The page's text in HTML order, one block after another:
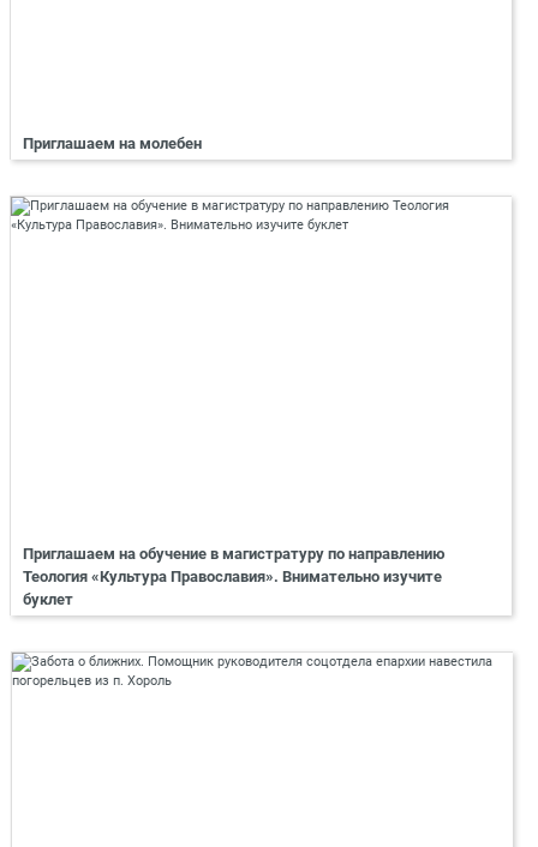
Приглашаем на молебен
Приглашаем на обучение в магистратуру по направлению
Теология «Культура Православия». Внимательно изучите
буклет